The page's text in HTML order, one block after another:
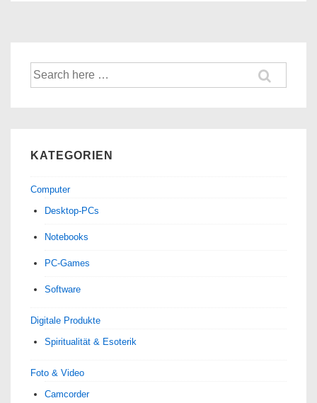
Mini
Me
Suche
KATEGORIEN
Computer
Desktop-PCs
Notebooks
PC-Games
Software
Digitale Produkte
Spiri­tua­lität & Esoterik
Foto & Video
Camcorder